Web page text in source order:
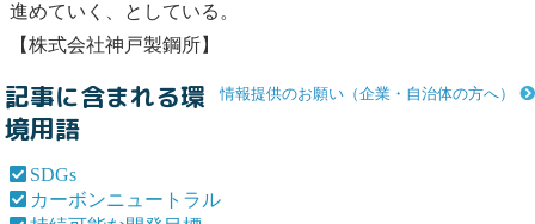
進めていく、としている。
【株式会社神戸製鋼所】
情報提供のお願い（企業・自治体の方へ）
記事に含まれる環
境用語
SDGs
カーボンニュートラル